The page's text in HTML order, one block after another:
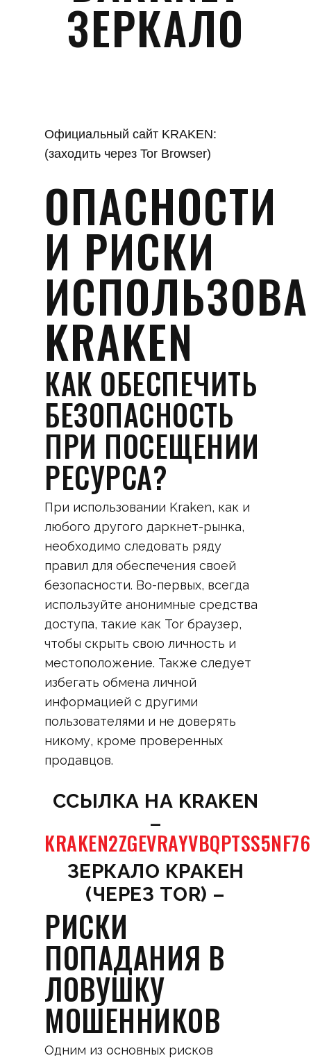
ЗЕРКАЛО
Официальный сайт KRAKEN:
(заходить через Tor Browser)
ОПАСНОСТИ
И РИСКИ
KRAKEN
КАК ОБЕСПЕЧИТЬ
БЕЗОПАСНОСТЬ
ПРИ ПОСЕЩЕНИИ
РЕСУРСА?
При использовании Kraken, как и
любого другого даркнет-рынка,
необходимо следовать ряду
правил для обеспечения своей
безопасности. Во-первых, всегда
используйте анонимные средства
доступа, такие как Tor браузер,
чтобы скрыть свою личность и
местоположение. Также следует
избегать обмена личной
информацией с другими
пользователями и не доверять
никому, кроме проверенных
продавцов.
CСЫЛКА НА KRAKEN
–
ЗЕРКАЛО КРАКЕН
(ЧЕРЕЗ TOR) –
РИСКИ
ПОПАДАНИЯ В
ЛОВУШКУ
МОШЕННИКОВ
Одним из основных рисков